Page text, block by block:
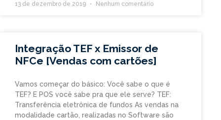
13 de dezembro de 2019 Nenhum comentário
Integração TEF x Emissor de
NFCe [Vendas com cartões]
Vamos começar do básico: Você sabe o que é
TEF? E POS você sabe pra que ele serve? TEF:
Transferência eletrônica de fundos As vendas na
modalidade cartão, realizadas no Software são